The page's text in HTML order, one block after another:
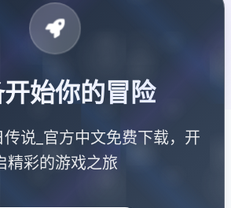
始你的冒险
说_官方中文免费下载，开
精彩的游戏之旅